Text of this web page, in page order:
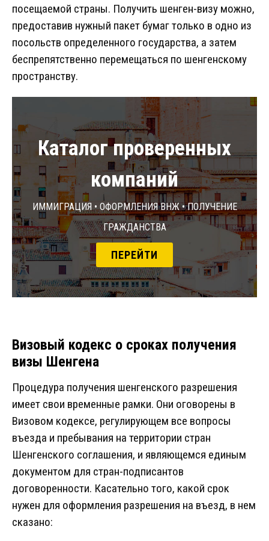
посещаемой страны. Получить шенген-визу можно,
предоставив нужный пакет бумаг только в одно из
посольств определенного государства, а затем
беспрепятственно перемещаться по шенгенскому
пространству.
Каталог проверенных
компаний
Иммиграция • Оформления ВНЖ • Получение
гражданства
ПЕРЕЙТИ
Визовый кодекс о сроках получения
визы Шенгена
Процедура получения шенгенского разрешения
имеет свои временные рамки. Они оговорены в
Визовом кодексе, регулирующем все вопросы
въезда и пребывания на территории стран
Шенгенского соглашения, и являющемся единым
документом для стран-подписантов
договоренности. Касательно того, какой срок
нужен для оформления разрешения на въезд, в нем
сказано: